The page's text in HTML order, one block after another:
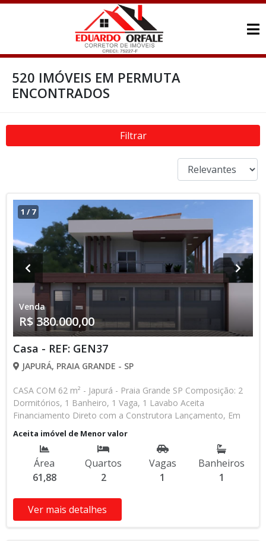
520 IMÓVEIS EM PERMUTA
ENCONTRADOS
Filtrar
1 /7
Venda
R$ 380.000,00
Casa - REF: GEN37
JAPURÁ, PRAIA GRANDE - SP
CASA COM 62 m² - Japurá - Praia Grande SP Composição: 2
Dormitórios, 1 Banheiro, 1 Vaga, 1 Lavabo Aceita
Financiamento Direto com a Construtora Lançamento, Em
Obras Entrada de R$ 85.000,00 84 Parcelas Mensais de R$
2.476,16 8 Parcelas Anuais de R$ 4.000,00 R$ 25.000,00
Entrega das Chaves R$ 380.000,00 valor Total * Os valores e
disponibilidade podem ser alterados sem prévio aviso. Favor
verificar entrando em contato com nossa equipe
Aceita imóvel de Menor valor
Área
61,88
Quartos
2
Vagas
1
Banheiros
1
Ver mais detalhes